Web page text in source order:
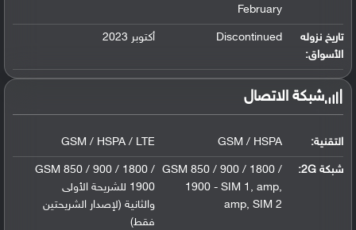
February
تاريخ نزوله
الأسواق:
Discontinued أكتوبر 2023
شبكة الاتصال
التقنية: GSM / HSPA
GSM / HSPA / LTE
شبكة 2G:
GSM 850 / 900 / 1800 /
1900 - SIM 1 , amp,
amp, SIM 2
GSM 850 / 900 / 1800 /
1900 للشريحة الأولى
والثانية (لإصدار الشريحتين
فقط)